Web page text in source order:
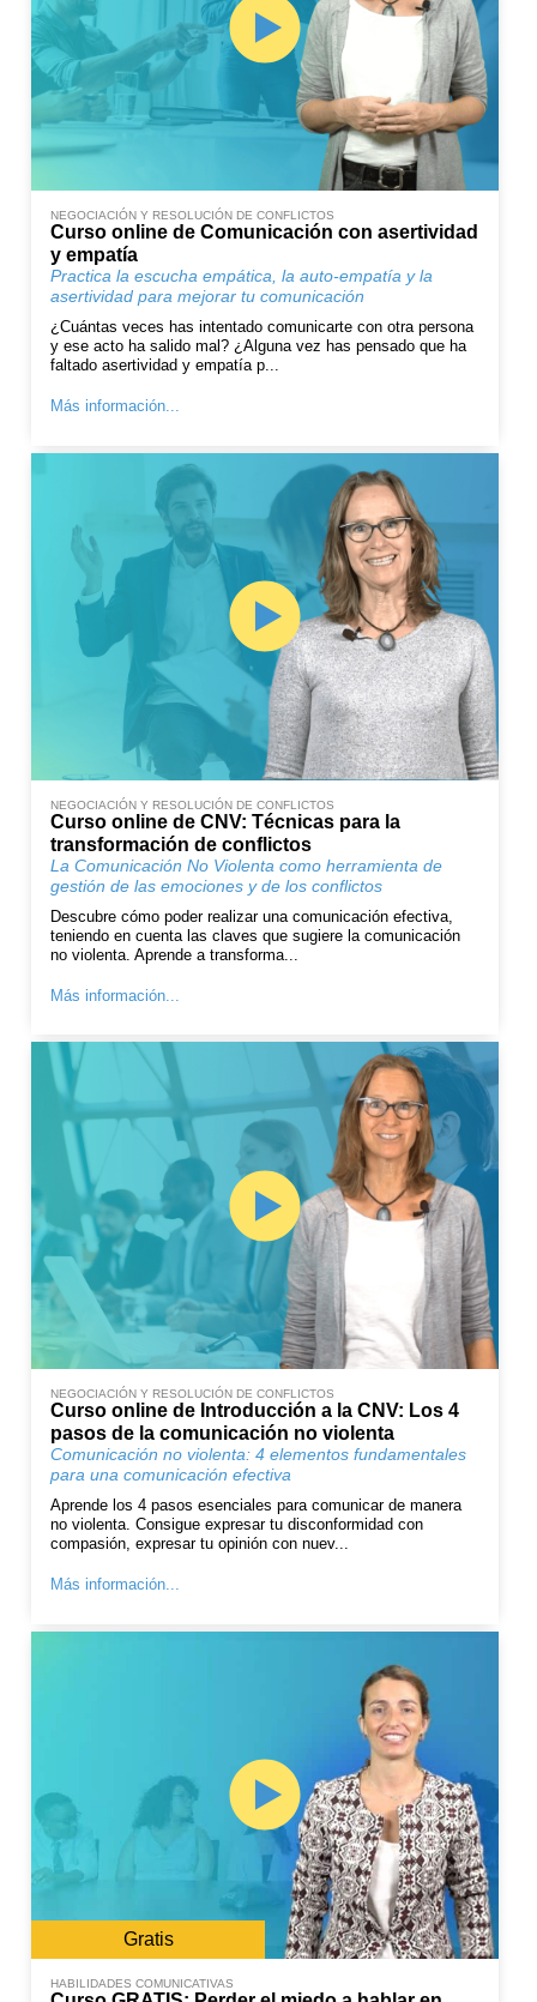
NEGOCIACIÓN Y RESOLUCIÓN DE CONFLICTOS
Curso online de Comunicación con asertividad
y empatía
Practica la escucha empática, la auto-empatía y la
asertividad para mejorar tu comunicación
¿Cuántas veces has intentado comunicarte con otra persona
y ese acto ha salido mal? ¿Alguna vez has pensado que ha
faltado asertividad y empatía p...
Más información...
NEGOCIACIÓN Y RESOLUCIÓN DE CONFLICTOS
Curso online de CNV: Técnicas para la
transformación de conflictos
La Comunicación No Violenta como herramienta de
gestión de las emociones y de los conflictos
Descubre cómo poder realizar una comunicación efectiva,
teniendo en cuenta las claves que sugiere la comunicación
no violenta. Aprende a transforma...
Más información...
NEGOCIACIÓN Y RESOLUCIÓN DE CONFLICTOS
Curso online de Introducción a la CNV: Los 4
pasos de la comunicación no violenta
Comunicación no violenta: 4 elementos fundamentales
para una comunicación efectiva
Aprende los 4 pasos esenciales para comunicar de manera
no violenta. Consigue expresar tu disconformidad con
compasión, expresar tu opinión con nuev...
Más información...
Gratis
HABILIDADES COMUNICATIVAS